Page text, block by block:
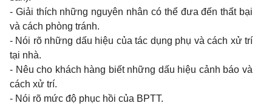
- Giải thích những nguyên nhân có thể đưa đến thất bại
và cách phòng tránh.
- Nói rõ những dấu hiệu của tác dụng phụ và cách xử trí
tại nhà.
- Nêu cho khách hàng biết những dấu hiệu cảnh báo và
cách xử trí.
- Nói rõ mức độ phục hồi của BPTT.